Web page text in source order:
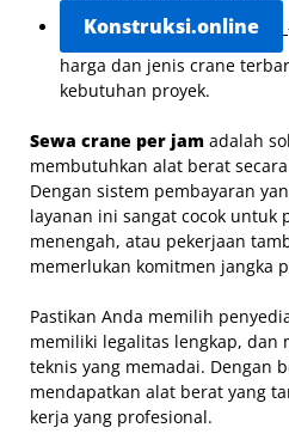
Konstruksi.online
harga dan jenis crane
kebutuhan proyek.
Sewa crane per jam adalah
membutuhkan alat berat
Dengan sistem pembayaran
layanan ini sangat cocok untuk
menengah, atau pekerjaan
memerlukan komitmen jangka
Pastikan Anda memilih
memiliki legalitas lengkap, dan
teknis yang memadai. Dengan
mendapatkan alat berat yang
kerja yang profesional.